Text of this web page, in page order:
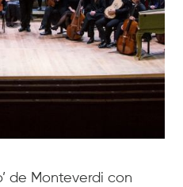
de Monteverdi con